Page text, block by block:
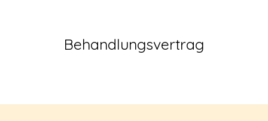
Behandlungsvertrag